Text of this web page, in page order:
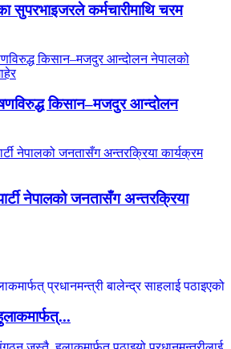
सुपरभाइजरले कर्मचारीमाथि चरम
किसान–मजदुर आन्दोलन
नेपालको जनतासँग अन्तरक्रिया